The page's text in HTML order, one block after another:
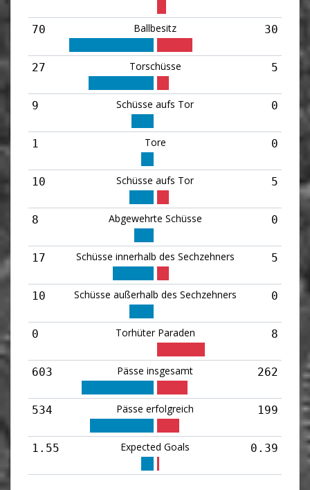
70 Ballbesitz 30
27 Torschüsse 5
9 Schüsse aufs Tor 0
1 Tore 0
10 Schüsse aufs Tor 5
8 Abgewehrte Schüsse 0
17 Schüsse innerhalb des Sechzehners 5
10 Schüsse außerhalb des Sechzehners 0
0 Torhüter Paraden 8
603 Pässe insgesamt 262
534 Pässe erfolgreich 199
1.55 Expected Goals 0.39